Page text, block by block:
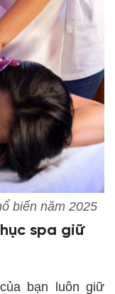
biến năm 2025
spa giữ
của bạn luôn giữ